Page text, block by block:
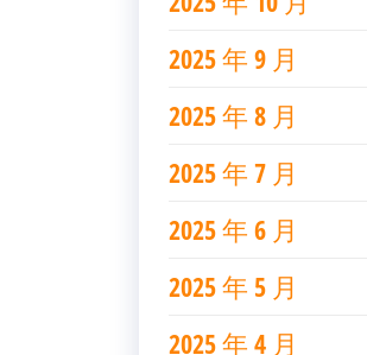
2025 年 9 月
2025 年 8 月
2025 年 7 月
2025 年 6 月
2025 年 5 月
2025 年 4 月